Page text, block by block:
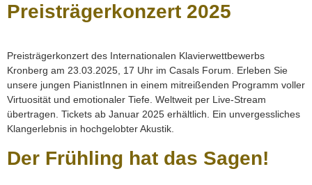
Preisträgerkonzert 2025
Preisträgerkonzert des Internationalen Klavierwettbewerbs
Kronberg am 23.03.2025, 17 Uhr im Casals Forum. Erleben Sie
unsere jungen PianistInnen in einem mitreißenden Programm voller
Virtuosität und emotionaler Tiefe. Weltweit per Live-Stream
übertragen. Tickets ab Januar 2025 erhältlich. Ein unvergessliches
Klangerlebnis in hochgelobter Akustik.
Der Frühling hat das Sagen!